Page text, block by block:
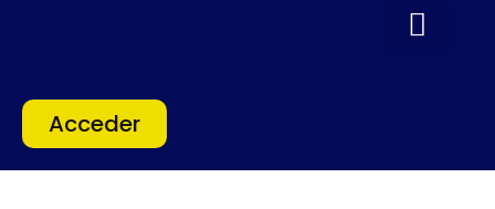
Acceder